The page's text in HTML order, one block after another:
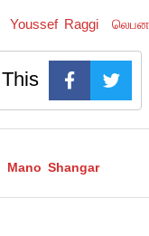
Youssef Raggi
Mano Shangar